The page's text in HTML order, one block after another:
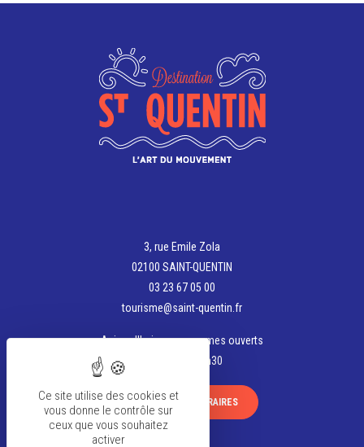
3, rue Emile Zola
02100 SAINT-QUENTIN
03 23 67 05 00
tourisme@saint-quentin.fr
Aujourd'hui, nous sommes ouverts
de 13h30 à 17h30
VOIR TOUS LES HORAIRES
Ce site utilise des cookies et
vous donne le contrôle sur
ceux que vous souhaitez
activer